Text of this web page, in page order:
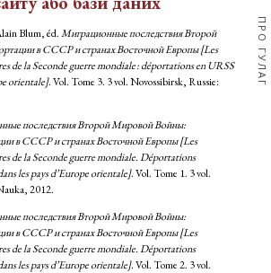
ПРО ГУЛАГ
Blum, éd.Миграционные последствия Второй
в СССР и странах Восточной Европы [Les
de la Seconde guerre mondiale : déportations en URSS
orientale]. Vol. Tome 3. 3 vol. Novossibirsk, Russie:
последствия Второй Мировой Войны:
в СССР и странах Восточной Европы [Les
de la Seconde guerre mondiale. Déportations
les pays d’Europe orientale]. Vol. Tome 1. 3 vol.
2012.
последствия Второй Мировой Войны:
в СССР и странах Восточной Европы [Les
de la Seconde guerre mondiale. Déportations
les pays d’Europe orientale]. Vol. Tome 2. 3 vol.